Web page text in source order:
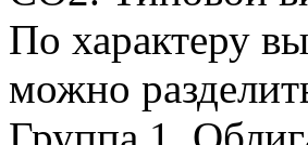
Пo характеру
можно